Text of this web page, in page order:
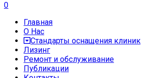
0
Главная
О Нас
Стандарты оснащения клиник
Лизинг
Ремонт и обслуживание
Публикации